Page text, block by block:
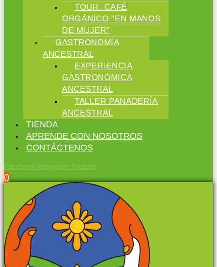
TOUR: CAFÉ
ORGÁNICO “EN MANOS
DE MUJER”
GASTRONOMÍA
ANCESTRAL
EXPERIENCIA
GASTRONÓMICA
ANCESTRAL
TALLER PANADERÍA
ANCESTRAL
TIENDA
APRENDE CON NOSOTROS
CONTÁCTENOS
Facebook Instagram Youtube
0